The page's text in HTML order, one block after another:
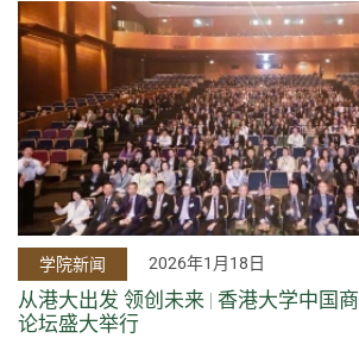
学院新闻 2026年1月18日
从港大出发 领创未来 | 香港大学中国
论坛盛大举行